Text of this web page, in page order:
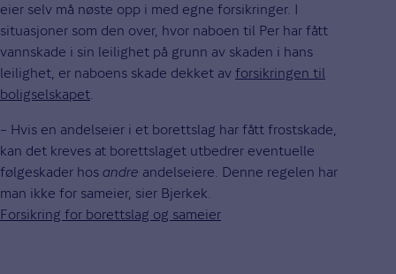
eier selv må nøste opp i med egne forsikringer. I
situasjoner som den over, hvor naboen til Per har fått
vannskade i sin leilighet på grunn av skaden i hans
leilighet, er naboens skade dekket av forsikringen til
boligselskapet.
– Hvis en andelseier i et borettslag har fått frostskade,
kan det kreves at borettslaget utbedrer eventuelle
følgeskader hos andre andelseiere. Denne regelen har
man ikke for sameier, sier Bjerkek.
Forsikring for borettslag og sameier